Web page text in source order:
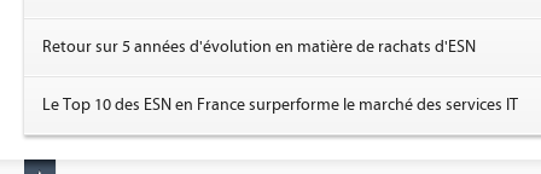
Retour sur 5 années d'évolution en matière de rachats d'ESN
Le Top 10 des ESN en France surperforme le marché des services IT